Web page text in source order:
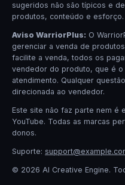
sugeridos não são típicos e
produtos, conteúdo e
Aviso WarriorPlus: O
gerenciar a venda de
facilite a venda, todos os
vendedor do produto, que é
atendimento. Qualquer
direcionada ao vendedor.
Este site não faz parte nem é
YouTube. Todas as marcas
donos.
Suporte:
© 2026 AI Creative Engine.